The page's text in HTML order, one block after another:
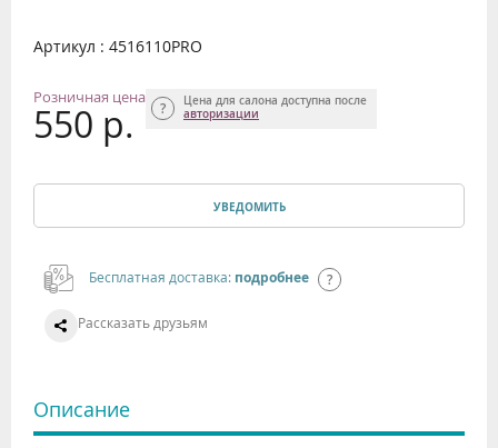
Артикул : 4516110PRO
Розничная цена
550 р.
Цена для салона доступна после
авторизации
УВЕДОМИТЬ
Бесплатная доставка: подробнее
Рассказать друзьям
Описание